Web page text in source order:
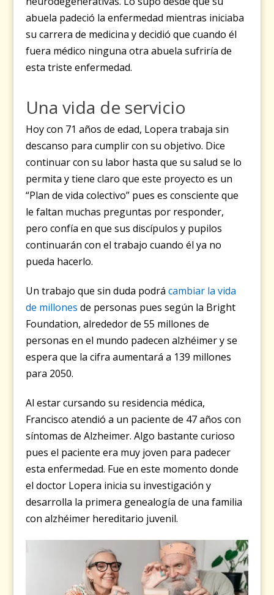
abuela padeció la enfermedad mientras iniciaba
su carrera de medicina y decidió que cuando él
fuera médico ninguna otra abuela sufriría de
esta triste enfermedad.
Una vida de servicio
Hoy con 71 años de edad, Lopera trabaja sin
descanso para cumplir con su objetivo. Dice
continuar con su labor hasta que su salud se lo
permita y tiene claro que este proyecto es un
“Plan de vida colectivo” pues es consciente que
le faltan muchas preguntas por responder,
pero confía en que sus discípulos y pupilos
continuarán con el trabajo cuando él ya no
pueda hacerlo.
Un trabajo que sin duda podrácambiar la vida
de millones de personas pues según la Bright
Foundation, alrededor de 55 millones de
personas en el mundo padecen alzhéimer y se
espera que la cifra aumentará a 139 millones
para 2050.
Al estar cursando su residencia médica,
Francisco atendió a un paciente de 47 años con
síntomas de Alzheimer. Algo bastante curioso
pues el paciente era muy joven para padecer
esta enfermedad. Fue en este momento donde
el doctor Lopera inicia su investigación y
desarrolla la primera genealogía de una familia
con alzhéimer hereditario juvenil.